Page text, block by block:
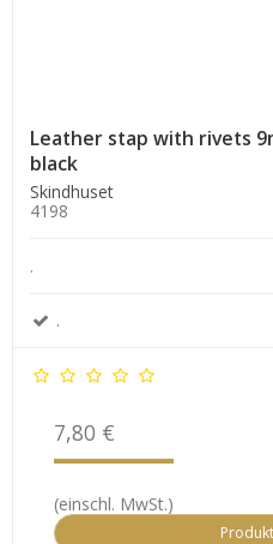
Leather stap with rivets
black
Skindhuset
4198
.
.
7,80 €
(einschl. MwSt.)